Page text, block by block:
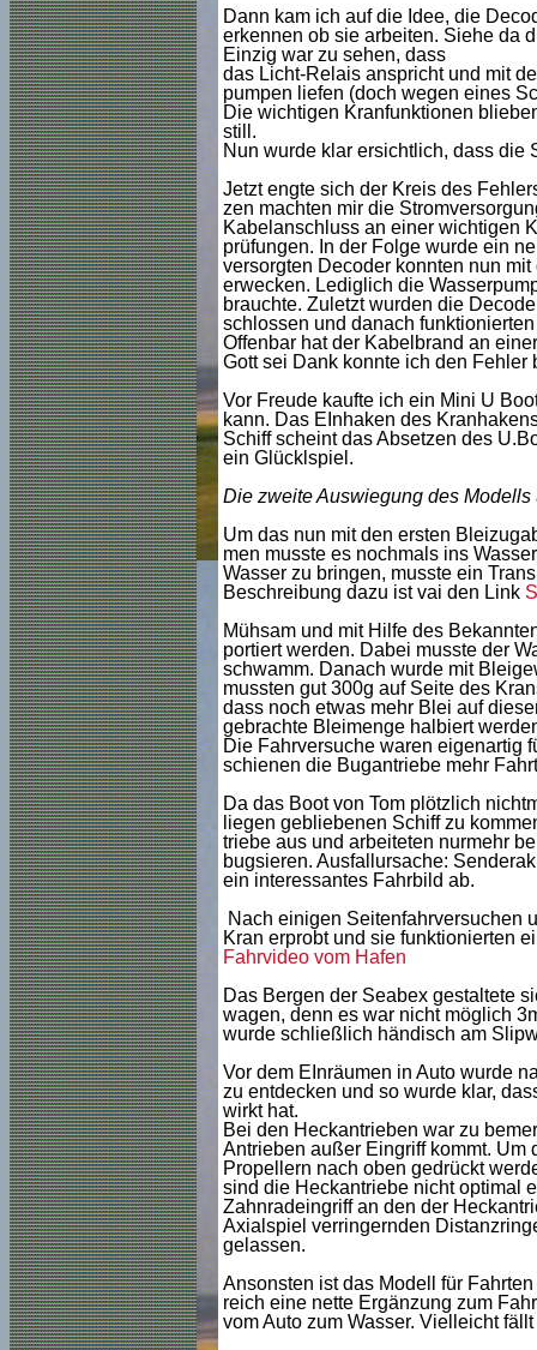
Dann kam ich auf die Idee, die
erkennen ob sie arbeiten. Siehe da
Einzig war zu sehen, dass
das Licht-Relais anspricht und mit
pumpen liefen (doch wegen eines
Die wichtigen Kranfunktionen
still.
Nun wurde klar ersichtlich, dass die
Jetzt engte sich der Kreis des
zen machten mir die
Kabelanschluss an einer wichtigen
prüfungen. In der Folge wurde ein
versorgten Decoder konnten nun
erwecken. Lediglich die
brauchte. Zuletzt wurden die
schlossen und danach
Offenbar hat der Kabelbrand an
Gott sei Dank konnte ich den Fehler
Vor Freude kaufte ich ein Mini U
kann. Das EInhaken des
Schiff scheint das Absetzen des
ein Glücklspiel.
Die zweite Auswiegung des Modells
Um das nun mit den ersten
men musste es nochmals ins
Wasser zu bringen, musste ein
Beschreibung dazu ist vai den Link
Mühsam und mit Hilfe des
portiert werden. Dabei musste der
schwamm. Danach wurde mit
mussten gut 300g auf Seite des
dass noch etwas mehr Blei auf
gebrachte Bleimenge halbiert
Die Fahrversuche waren eigenartig
schienen die Bugantriebe mehr
Da das Boot von Tom plötzlich
liegen gebliebenen Schiff zu
triebe aus und arbeiteten nurmehr
bugsieren. Ausfallursache:
ein interessantes Fahrbild ab.
Nach einigen Seitenfahrversuchen
Kran erprobt und sie funktionierten
Fahrvideo vom Hafen
Das Bergen der Seabex gestaltete
wagen, denn es war nicht möglich
wurde schließlich händisch am
Vor dem EInräumen in Auto wurde
zu entdecken und so wurde klar,
wirkt hat.
Bei den Heckantrieben war zu
Antrieben außer Eingriff kommt. Um
Propellern nach oben gedrückt
sind die Heckantriebe nicht optimal
Zahnradeingriff an den der
Axialspiel verringernden
gelassen.
Ansonsten ist das Modell für
reich eine nette Ergänzung zum
vom Auto zum Wasser. Vielleicht